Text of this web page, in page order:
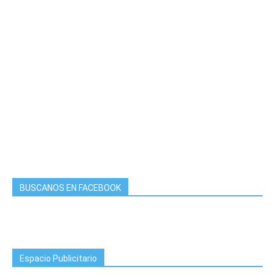
BUSCANOS EN FACEBOOK
Espacio Publicitario